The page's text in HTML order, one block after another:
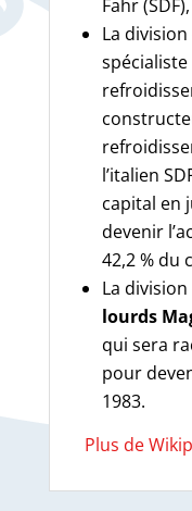
Fahr (SDF),
La division
l’italien
capital en
devenir
42,2 % du
La division
lourds
qui sera
pour
1983.
Plus de